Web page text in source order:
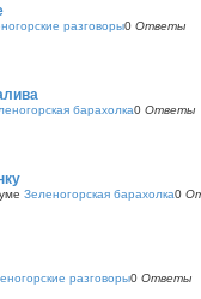
разговоры0 Ответы
барахолка0 Ответы
Зеленогорская барахолка0
разговоры0 Ответы